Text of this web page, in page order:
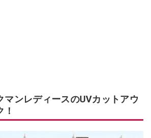
マンレディースのUVカットアウ